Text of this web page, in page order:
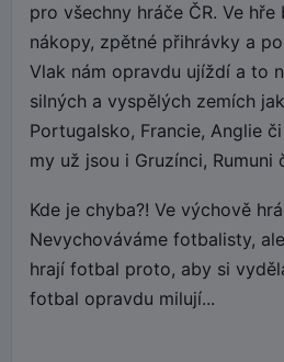
pro všechny hráče ČR. Ve
nákopy, zpětné přihrávky a
Vlak nám opravdu ujíždí a to
silných a vyspělých zemích
Portugalsko, Francie, Anglie
my už jsou i Gruzínci, Rumuni
Kde je chyba?! Ve výchově
Nevychováváme fotbalisty,
hrají fotbal proto, aby si
fotbal opravdu milují...